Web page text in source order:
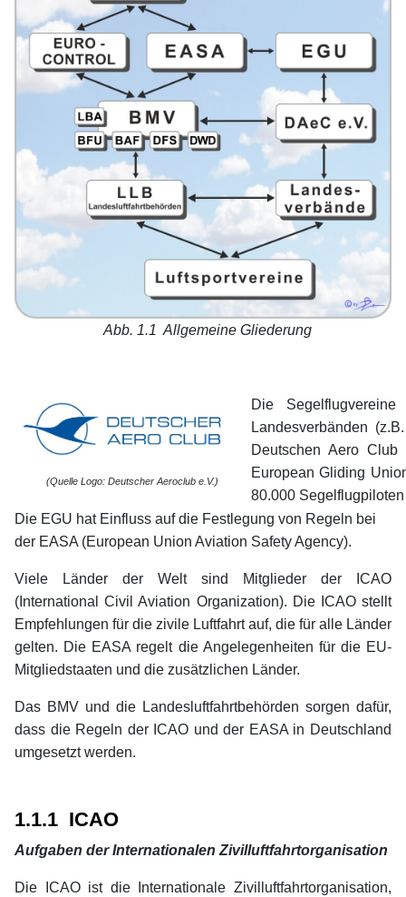
Abb. 1.1 Allgemeine Gliederung
Die
Landesverbänden
Deutschen Aero
European Gliding
80.000
(Quelle Logo: Deutscher Aeroclub e.V.)
Die EGU hat Einfluss auf die Festlegung von Regeln bei
der EASA (European Union Aviation Safety Agency).
Viele Länder der Welt sind Mitglieder der ICAO
(International Civil Aviation Organization). Die ICAO stellt
Empfehlungen für die zivile Luftfahrt auf, die für alle Länder
gelten. Die EASA regelt die Angelegenheiten für die EU-
Mitgliedstaaten und die zusätzlichen Länder.
Das BMV und die Landesluftfahrtbehörden sorgen dafür,
dass die Regeln der ICAO und der EASA in Deutschland
umgesetzt werden.
1.1.1 ICAO
Aufgaben der Internationalen Zivilluftfahrtorganisation
Die ICAO ist die Internationale Zivilluftfahrtorganisation,